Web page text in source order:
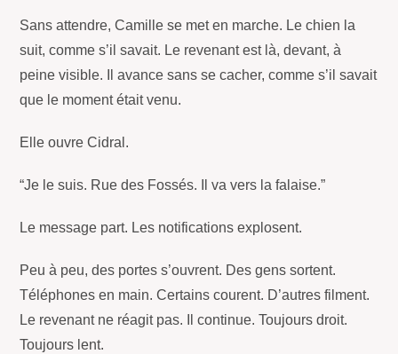
Sans attendre, Camille se met en marche. Le chien la
suit, comme s’il savait. Le revenant est là, devant, à
peine visible. Il avance sans se cacher, comme s’il savait
que le moment était venu.
Elle ouvre Cidral.
“Je le suis. Rue des Fossés. Il va vers la falaise.”
Le message part. Les notifications explosent.
Peu à peu, des portes s’ouvrent. Des gens sortent.
Téléphones en main. Certains courent. D’autres filment.
Le revenant ne réagit pas. Il continue. Toujours droit.
Toujours lent.